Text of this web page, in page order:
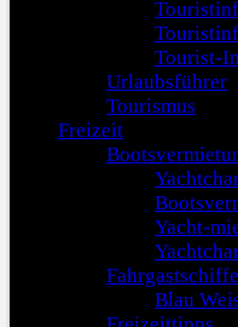
Tourist-
Urlaubsführer
Tourismus
Freizeit
Yacht-
Fahrgastschiffe
Blau